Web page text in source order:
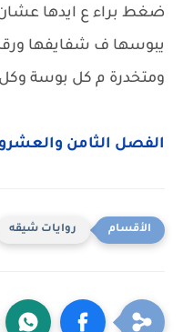
ضغط براء ع ايدها عشان
يبوسها ف شفايفها
ومتخدرة م كل بوسة
الفصل الثامن
روايات شيقه